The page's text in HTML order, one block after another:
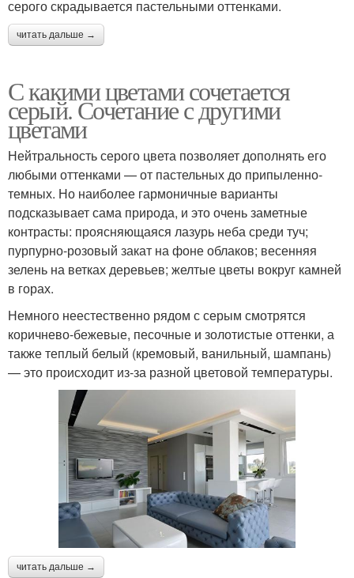
серого скрадывается пастельными оттенками.
читать дальше →
С какими цветами сочетается
серый. Сочетание с другими
цветами
Нейтральность серого цвета позволяет дополнять его
любыми оттенками — от пастельных до припыленно-
темных. Но наиболее гармоничные варианты
подсказывает сама природа, и это очень заметные
контрасты: проясняющаяся лазурь неба среди туч;
пурпурно-розовый закат на фоне облаков; весенняя
зелень на ветках деревьев; желтые цветы вокруг камней
в горах.
Немного неестественно рядом с серым смотрятся
коричнево-бежевые, песочные и золотистые оттенки, а
также теплый белый (кремовый, ванильный, шампань)
— это происходит из-за разной цветовой температуры.
читать дальше →